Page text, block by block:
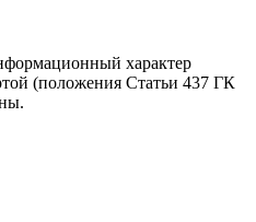
характер
(положения Статьи 437 ГК